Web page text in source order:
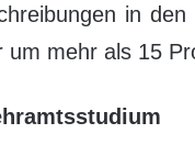
in
mehr als 15